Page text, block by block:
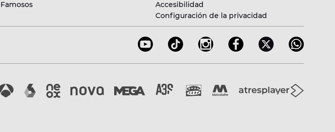
Famosos
Accesibilidad
Configuración de la privacidad